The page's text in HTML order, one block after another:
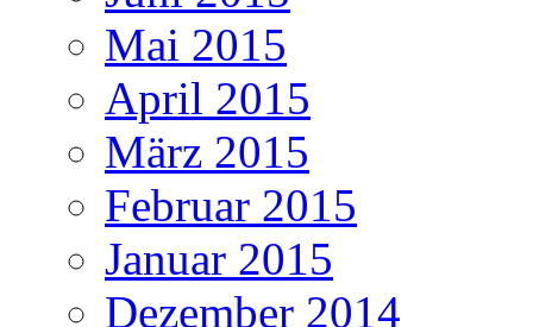
Mai 2015
April 2015
März 2015
Februar 2015
Januar 2015
Dezember 2014